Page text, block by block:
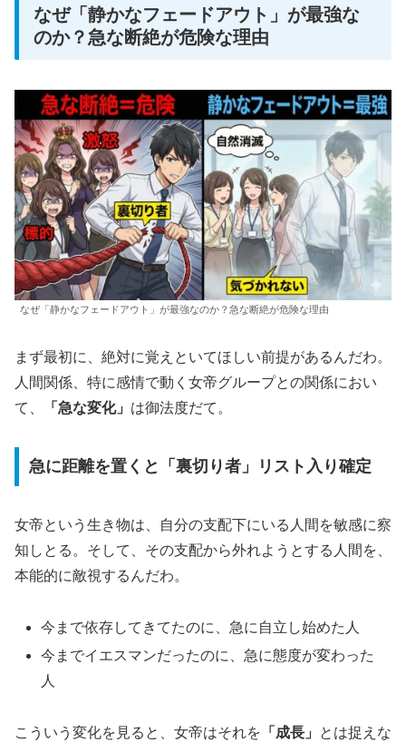
なぜ「静かなフェードアウト」が最強な
のか？急な断絶が危険な理由
なぜ「静かなフェードアウト」が最強なのか？急な断絶が危険な理由
まず最初に、絶対に覚えといてほしい前提があるんだわ。
人間関係、特に感情で動く女帝グループとの関係におい
て、
「急な変化」 は御法度だて。
急に距離を置くと「裏切り者」リスト入り確定
女帝という生き物は、自分の支配下にいる人間を敏感に察
知しとる。そして、その支配から外れようとする人間を、
本能的に敵視するんだわ。
今まで依存してきてたのに、急に自立し始めた人
今までイエスマンだったのに、急に態度が変わった
人
こういう変化を見ると、女帝はそれを 「成長」
とは捉えな